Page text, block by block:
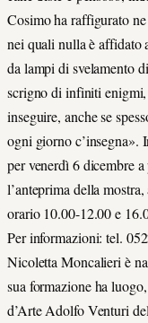
Cosimo ha raffigurato
nei quali nulla è affidato
da lampi di svelamento
scrigno di infiniti
inseguire, anche se
ogni giorno c’insegna».
per venerdì 6 dicembre
l’anteprima della
orario 10.00-12.00 e
Per informazioni: tel.
Nicoletta Moncalieri è
sua formazione ha
d’Arte Adolfo Venturi